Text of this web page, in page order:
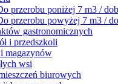
przerobu poniżej 7 m3 /
przerobu powyżej 7 m3 /
gastronomicznych
i przedszkoli
magazynów
wsi
biurowych